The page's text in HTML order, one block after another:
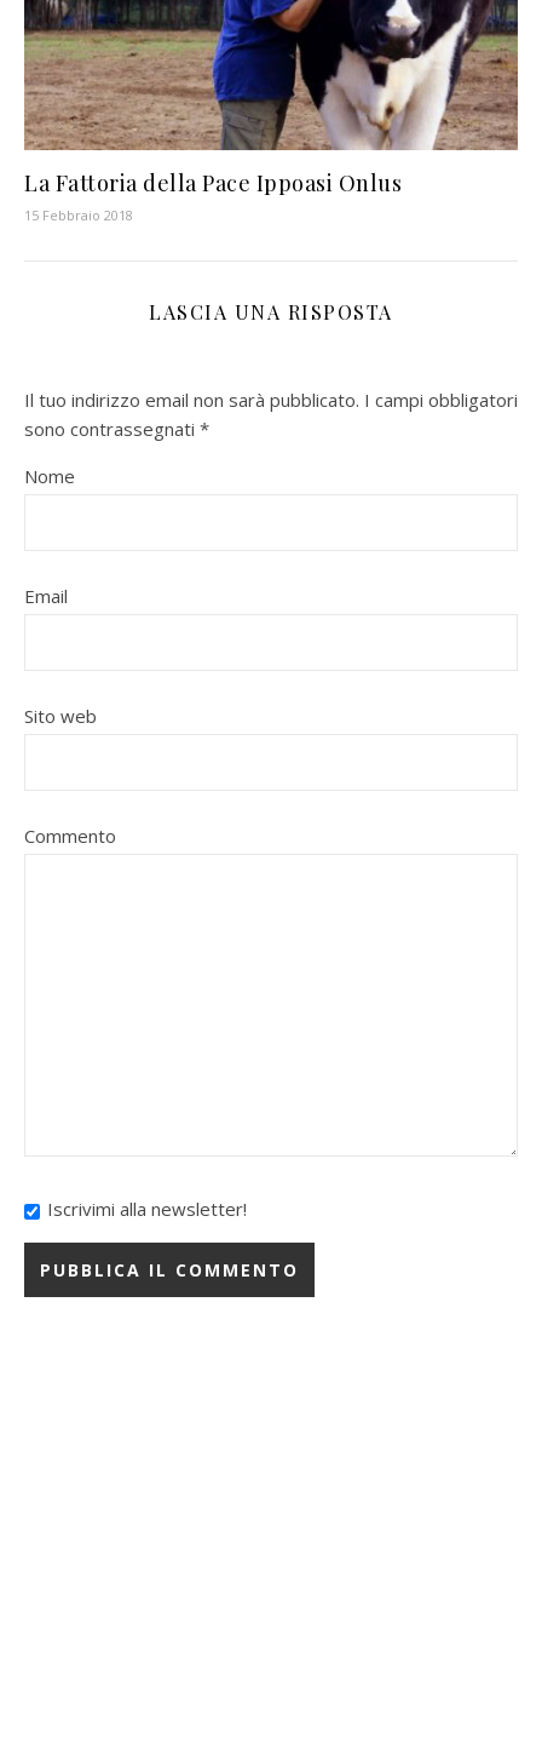
La Fattoria della Pace Ippoasi Onlus
15 Febbraio 2018
LASCIA UNA RISPOSTA
Il tuo indirizzo email non sarà pubblicato. I campi obbligatori
sono contrassegnati *
Nome
Email
Sito web
Commento
Iscrivimi alla newsletter!